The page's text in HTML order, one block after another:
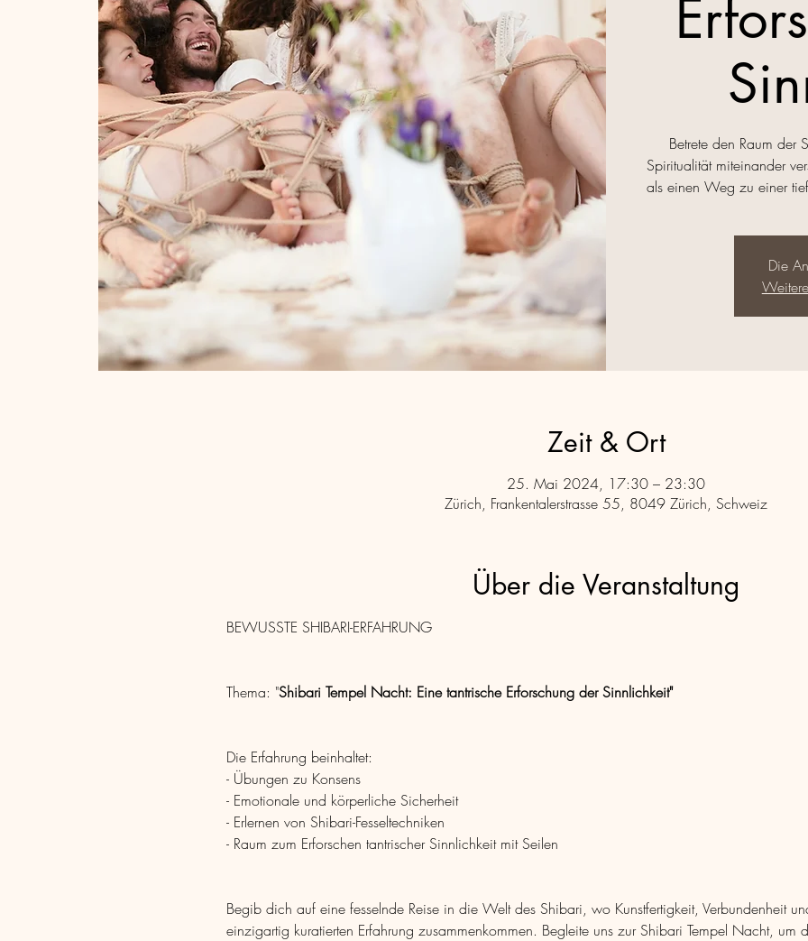
Betrete den Raum der
Spiritualität miteinander
als einen Weg zu einer
Die
Zeit & Ort
25. Mai 2024, 17:30 – 23:30
Zürich, Frankentalerstrasse 55, 8049 Zürich, Schweiz
Über die Veranstaltung
BEWUSSTE SHIBARI-ERFAHRUNG
Thema: "Shibari Tempel Nacht: Eine tantrische Erforschung der Sinnlichkeit"
Die Erfahrung beinhaltet:
- Übungen zu Konsens
- Emotionale und körperliche Sicherheit
- Erlernen von Shibari-Fesseltechniken
- Raum zum Erforschen tantrischer Sinnlichkeit mit Seilen
Begib dich auf eine fesselnde Reise in die Welt des Shibari, wo Kunstfertigkeit, Verbundenheit
einzigartig kuratierten Erfahrung zusammenkommen. Begleite uns zur Shibari Tempel Nacht, um